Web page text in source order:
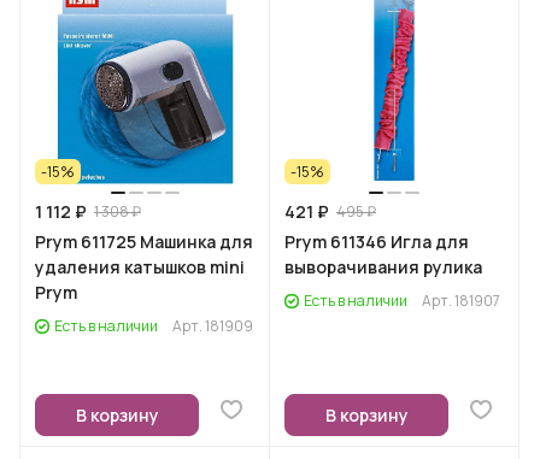
-15%
1 112 ₽ 1 308 ₽
Prym 611725 Машинка для
удаления катышков mini
Prym
Есть в наличии Арт.181909
В корзину
-15%
421 ₽ 495 ₽
Prym 611346 Игла для
выворачивания рулика
Есть в наличии Арт.181907
В корзину